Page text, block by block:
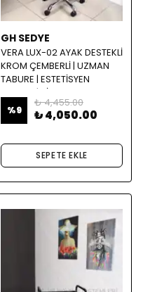
GH SEDYE
VERA LUX-02 AYAK DESTEKLİ
KROM ÇEMBERLİ | UZMAN
TABURE | ESTETİSYEN
TABURE | SİYAH
%9
₺ 4,455.00
₺ 4,050.00
SEPETE EKLE